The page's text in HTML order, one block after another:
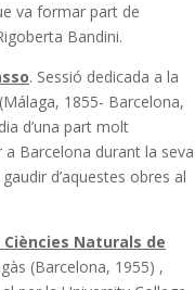
va formar part de
Bandini.
. Sessió dedicada a la
(Málaga, 1855- Barcelona,
d’una part molt
Barcelona durant la seva
d’aquestes obres al
Ciències Naturals de
(Barcelona, 1955) ,